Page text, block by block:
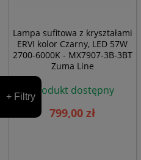
Lampa sufitowa z kryształami
ERVI kolor Czarny, LED 57W
2700-6000K - MX7907-3B-3BT
Zuma Line
Produkt dostępny
799,00 zł
+ Filtry